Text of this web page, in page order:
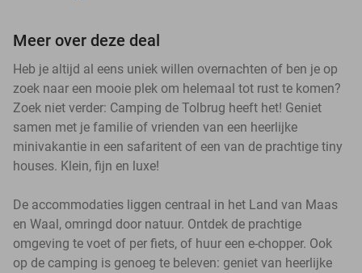
Meer over deze deal
Heb je altijd al eens uniek willen overnachten of ben je op
zoek naar een mooie plek om helemaal tot rust te komen?
Zoek niet verder: Camping de Tolbrug heeft het! Geniet
samen met je familie of vrienden van een heerlijke
minivakantie in een safaritent of een van de prachtige tiny
houses. Klein, fijn en luxe!
De accommodaties liggen centraal in het Land van Maas
en Waal, omringd door natuur. Ontdek de prachtige
omgeving te voet of per fiets, of huur een e-chopper. Ook
op de camping is genoeg te beleven: geniet van heerlijke